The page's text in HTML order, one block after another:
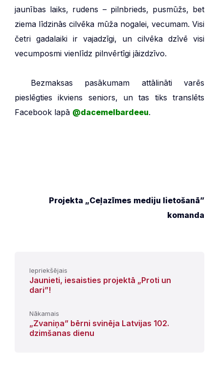
jaunības laiks, rudens – pilnbrieds, pusmūžs, bet
ziema līdzinās cilvēka mūža nogalei, vecumam. Visi
četri gadalaiki ir vajadzīgi, un cilvēka dzīvē visi
vecumposmi vienlīdz pilnvērtīgi jāizdzīvo.
Bezmaksas pasākumam attālināti varēs
pieslēgties ikviens seniors, un tas tiks translēts
Facebook lapā @dacemelbardeeu.
Projekta „Ceļazīmes mediju lietošanā”
komanda
Iepriekšējais
Jaunieti, iesaisties projektā „Proti un
dari”!
Nākamais
„Zvaniņa” bērni svinēja Latvijas 102.
dzimšanas dienu